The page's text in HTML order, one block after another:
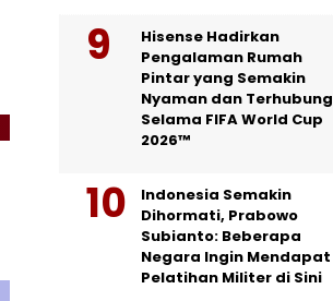
Hisense Hadirkan
Pengalaman Rumah
Pintar yang Semakin
Nyaman dan Terhubung
Selama FIFA World Cup
2026™
Indonesia Semakin
Dihormati, Prabowo
Subianto: Beberapa
Negara Ingin Mendapat
Pelatihan Militer di Sini